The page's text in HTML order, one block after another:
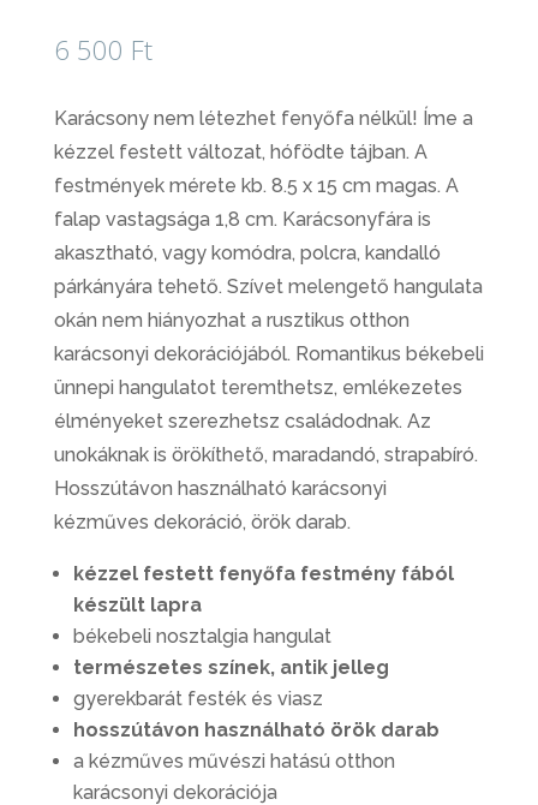
6 500 Ft
Karácsony nem létezhet fenyőfa nélkül! Íme a
kézzel festett változat, hófödte tájban. A
festmények mérete kb. 8.5 x 15 cm magas. A
falap vastagsága 1,8 cm. Karácsonyfára is
akasztható, vagy komódra, polcra, kandalló
párkányára tehető. Szívet melengető hangulata
okán nem hiányozhat a rusztikus otthon
karácsonyi dekorációjából. Romantikus békebeli
ünnepi hangulatot teremthetsz, emlékezetes
élményeket szerezhetsz családodnak. Az
unokáknak is örökíthető, maradandó, strapabíró.
Hosszútávon használható karácsonyi
kézműves dekoráció, örök darab.
kézzel festett fenyőfa festmény fából
készült lapra
békebeli nosztalgia hangulat
természetes színek, antik jelleg
gyerekbarát festék és viasz
hosszútávon használható örök darab
a kézműves művészi hatású otthon
karácsonyi dekorációja